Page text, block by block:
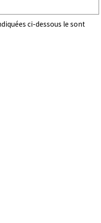
ci-dessous le sont